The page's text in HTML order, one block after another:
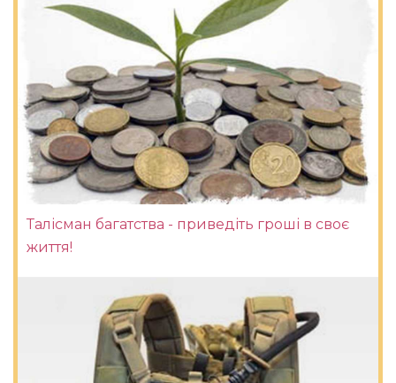
Талісман багатства - приведіть гроші в своє
життя!